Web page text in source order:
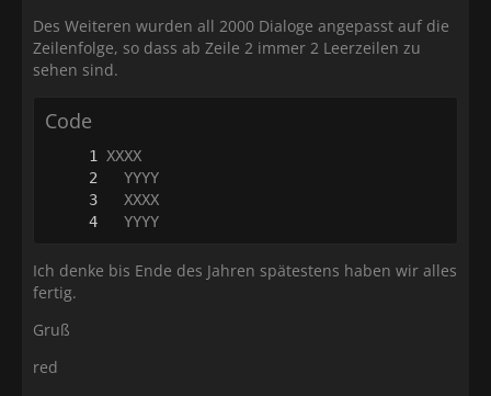
Des Weiteren wurden all 2000 Dialoge angepasst auf die
Zeilenfolge, so dass ab Zeile 2 immer 2 Leerzeilen zu
sehen sind.
Code
  YYYY
Ich denke bis Ende des Jahren spätestens haben wir alles
fertig.
Gruß
red